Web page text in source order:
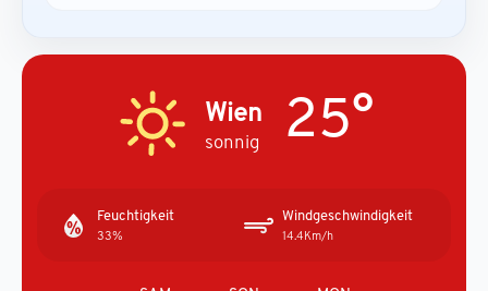
Wien
sonnig 25°
Feuchtigkeit
33%
Windgeschwindigkeit
14.4Km/h